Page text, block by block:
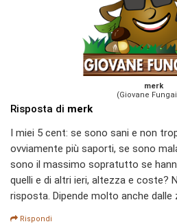
merk
(Giovane
Risposta di merk
I miei 5 cent: se sono sani e non
ovviamente più saporti, se sono
sono il massimo sopratutto se
quelli e di altri ieri, altezza e coste?
risposta. Dipende molto anche dalle
Rispondi